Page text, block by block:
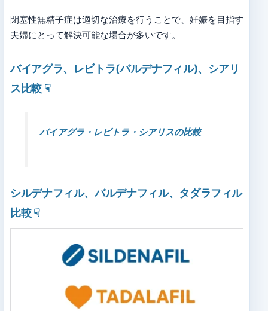
閉塞性無精子症は適切な治療を行うことで、妊娠を目指す
夫婦にとって解決可能な場合が多いです。
バイアグラ、レビトラ(バルデナフィル)、シアリ
ス比較 ☟
バイアグラ・レビトラ・シアリスの比較
シルデナフィル、バルデナフィル、タダラフィル
比較☟